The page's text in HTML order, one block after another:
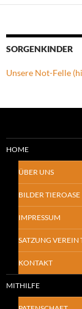
SORGENKINDER
Unsere Not-Felle
HOME
ÜBER UNS
BILDER TIEROASE
IMPRESSUM
SATZUNG VEREIN
KONTAKT
MITHILFE